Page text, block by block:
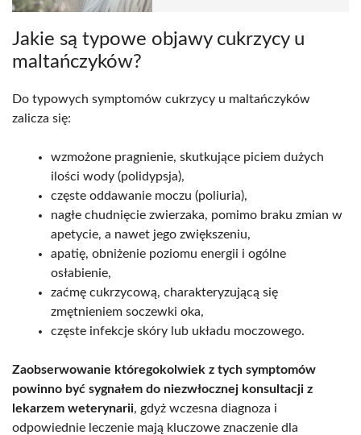
Jakie są typowe objawy cukrzycy u
maltańczyków?
Do typowych symptomów cukrzycy u maltańczyków
zalicza się:
wzmożone pragnienie, skutkujące piciem dużych
ilości wody (polidypsja),
częste oddawanie moczu (poliuria),
nagłe chudnięcie zwierzaka, pomimo braku zmian w
apetycie, a nawet jego zwiększeniu,
apatię, obniżenie poziomu energii i ogólne
osłabienie,
zaćmę cukrzycową, charakteryzującą się
zmętnieniem soczewki oka,
częste infekcje skóry lub układu moczowego.
Zaobserwowanie któregokolwiek z tych symptomów
powinno być sygnałem do niezwłocznej konsultacji z
lekarzem weterynarii, gdyż wczesna diagnoza i
odpowiednie leczenie mają kluczowe znaczenie dla